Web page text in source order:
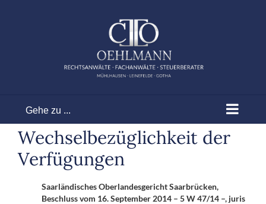
Gehe zu ...
Wechselbezüglichkeit der
Verfügungen
Saarländisches Oberlandesgericht Saarbrücken,
Beschluss vom 16. September 2014 – 5 W 47/14 –, juris